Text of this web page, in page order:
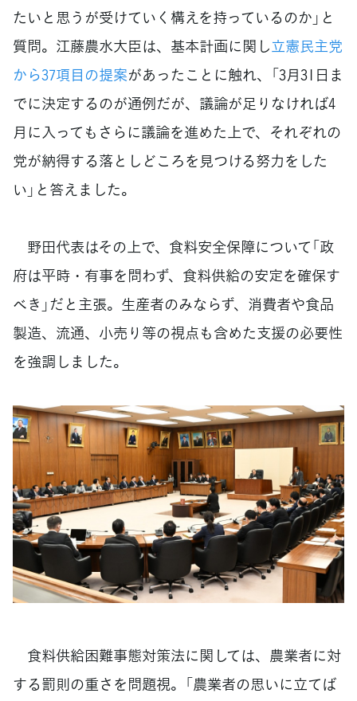
たいと思うが受けていく構えを持っているのか」と
質問。江藤農水大臣は、基本計画に関し立憲民主党
から37項目の提案があったことに触れ、「3月31日ま
でに決定するのが通例だが、議論が足りなければ4
月に入ってもさらに議論を進めた上で、それぞれの
党が納得する落としどころを見つける努力をした
い」と答えました。
野田代表はその上で、食料安全保障について「政
府は平時・有事を問わず、食料供給の安定を確保す
べき」だと主張。生産者のみならず、消費者や食品
製造、流通、小売り等の視点も含めた支援の必要性
を強調しました。
食料供給困難事態対策法に関しては、農業者に対
する罰則の重さを問題視。「農業者の思いに立てば